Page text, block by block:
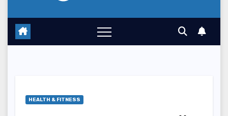
HEALTH & FITNESS